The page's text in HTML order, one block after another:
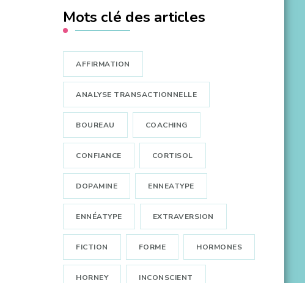
Mots clé des articles
AFFIRMATION
ANALYSE TRANSACTIONNELLE
BOUREAU COACHING
CONFIANCE CORTISOL
DOPAMINE ENNEATYPE
ENNÉATYPE EXTRAVERSION
FICTION FORME HORMONES
HORNEY INCONSCIENT